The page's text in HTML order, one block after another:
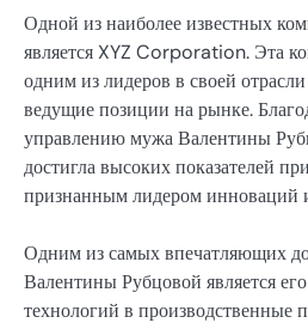
Одной из наиболее известных
является XYZ Corporation. Эта
одним из лидеров в своей
ведущие позиции на рынке.
управлению мужа Валентины
достигла высоких показателей
признанным лидером инноваций
Одним из самых впечатляющих
Валентины Рубцовой является
технологий в производственные